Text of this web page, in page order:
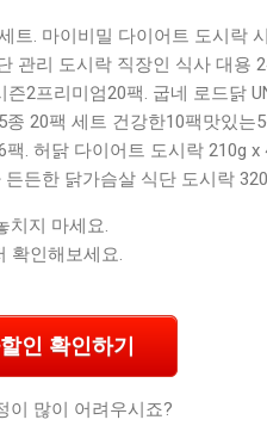
. 마이비밀 다이어트 도시락
관리 도시락 직장인 식사 대용
2프리미엄20팩. 굽네 로드닭
20팩 세트 건강한10팩맛있는
. 허닭 다이어트 도시락 210g
든한 닭가슴살 식단 도시락
치지 마세요.
확인해보세요.
인 확인하기
이 많이 어려우시죠?